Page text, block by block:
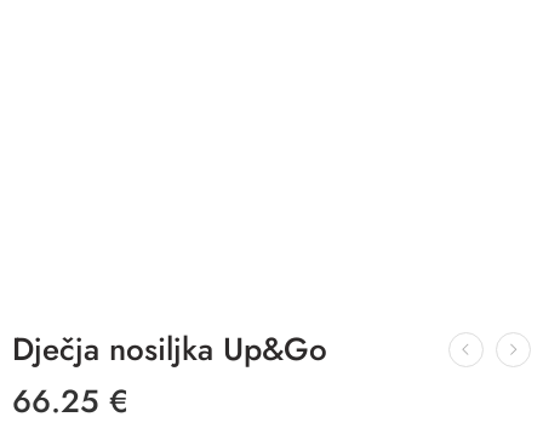
Dječja nosiljka Up&Go
66.25 €